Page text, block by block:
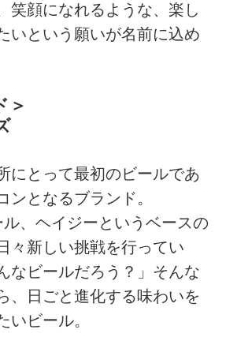
笑顔になれるような、楽し
いという願いが名前に込め
＞
にとって最初のビールであ
ンとなるブランド。
、ヘイジーというベースの
々新しい挑戦を行ってい
なビールだろう？」そんな
、日ごと進化する味わいを
いビール。